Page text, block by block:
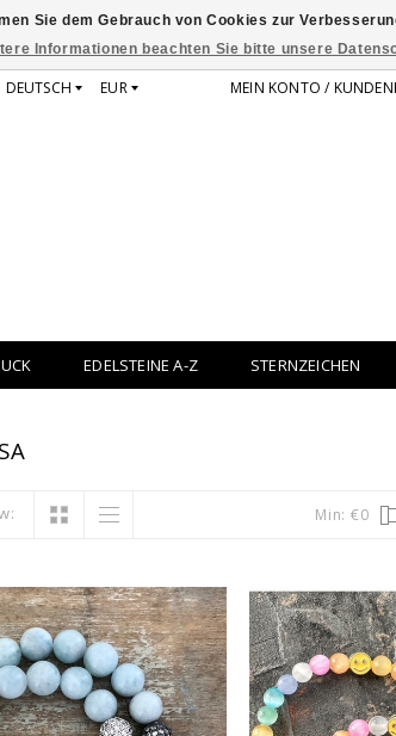
DEUTSCH EUR MEIN KONTO /
EDELSTEINE A-Z STERNZEICHEN
Min: €0
Sie dem Gebrauch von Cookies zur
Informationen beachten Sie bitte unsere